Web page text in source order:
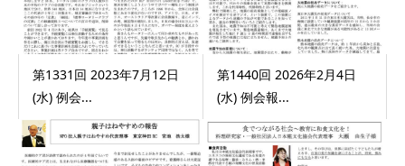
第1331回 2023年7月12日
(水) 例会...
第1440回 2026年2月4日
(水) 例会報...